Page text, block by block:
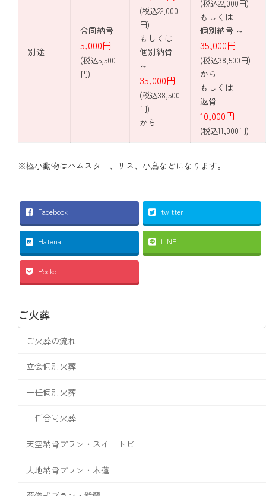
別途
合同納骨
5,000円
(税込5,500
円)
(税込22,000
円)
もしくは
個別納骨
～
35,000円
(税込38,500
円)
から
(税込22,000円)
もしくは
個別納骨 ～
35,000円
(税込38,500円)
から
もしくは
返骨
10,000円
(税込11,000円)
※極小動物はハムスター、リス、小鳥などになります。
Facebook twitter
Hatena LINE
Pocket
ご火葬
ご火葬の流れ
立会個別火葬
一任個別火葬
一任合同火葬
天空納骨プラン・スイートピー
大地納骨プラン・木蓮